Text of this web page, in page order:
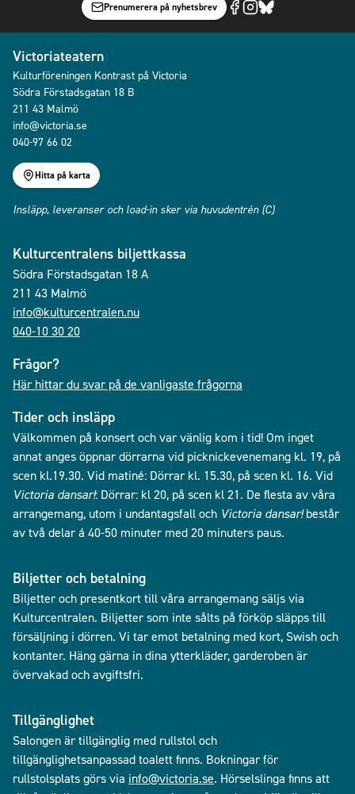
Prenumerera på nyhetsbrev
Victoriateatern
Kulturföreningen Kontrast på Victoria
Södra Förstadsgatan 18 B
211 43 Malmö
info@victoria.se
040-97 66 02
Hitta på karta
Insläpp, leveranser och load-in sker via huvudentrén (C)
Kulturcentralens biljettkassa
Södra Förstadsgatan 18 A
211 43 Malmö
info@kulturcentralen.nu
040-10 30 20
Frågor?
Här hittar du svar på de vanligaste frågorna
Tider och insläpp
Välkommen på konsert och var vänlig kom i tid! Om inget
annat anges öppnar dörrarna vid picknickevenemang kl. 19, på
scen kl.19.30. Vid matiné: Dörrar kl. 15.30, på scen kl. 16. Vid
Victoria dansar!: Dörrar: kl 20, på scen kl 21. De flesta av våra
arrangemang, utom i undantagsfall och Victoria dansar!består
av två delar á 40-50 minuter med 20 minuters paus.
Biljetter och betalning
Biljetter och presentkort till våra arrangemang säljs via
Kulturcentralen. Biljetter som inte sålts på förköp släpps till
försäljning i dörren. Vi tar emot betalning med kort, Swish och
kontanter. Häng gärna in dina ytterkläder, garderoben är
övervakad och avgiftsfri.
Tillgänglighet
Salongen är tillgänglig med rullstol och
tillgänglighetsanpassad toalett finns. Bokningar för
rullstolsplats görs via info@victoria.se. Hörselslinga finns att